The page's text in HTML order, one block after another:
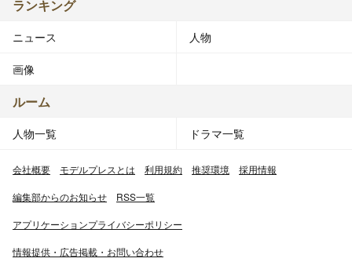
ランキング
ニュース 人物
画像
ルーム
人物一覧 ドラマ一覧
会社概要 モデルプレスとは 利用規約 推奨環境 採用情報
編集部からのお知らせ RSS一覧
アプリケーションプライバシーポリシー
情報提供・広告掲載・お問い合わせ